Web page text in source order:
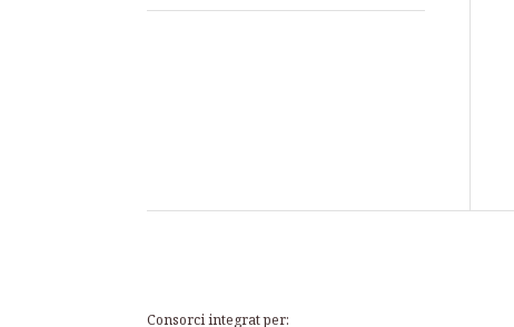
Consorci integrat per: